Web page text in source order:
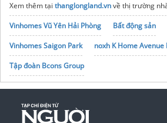
Xem thêm tại thanglongland.vnvề thị trường
Vinhomes Vũ Yên Hải Phòng
Bất động sản
Vinhomes Saigon Park
noxh K Home Avenue
Tập đoàn Bcons Group